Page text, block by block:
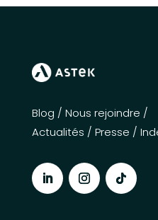
Blog / Nous rejoindre /
Actualités / Presse /